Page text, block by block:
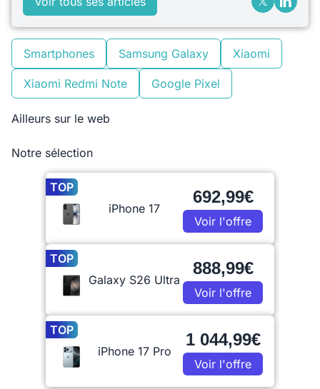
Smartphones Samsung Galaxy Xiaomi
Xiaomi Redmi Note Google Pixel
Ailleurs sur le web
Notre sélection
TOP
iPhone 17
692,99€
Voir l'offre
TOP
Galaxy S26 Ultra
888,99€
Voir l'offre
TOP
iPhone 17 Pro
1 044,99€
Voir l'offre